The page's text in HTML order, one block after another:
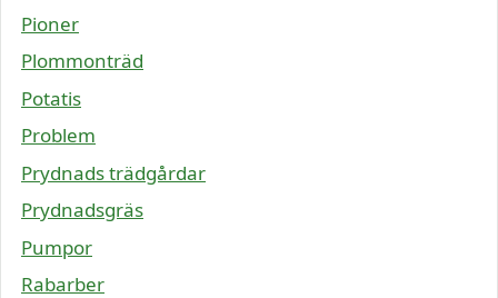
Pioner
Plommonträd
Potatis
Problem
Prydnads trädgårdar
Prydnadsgräs
Pumpor
Rabarber